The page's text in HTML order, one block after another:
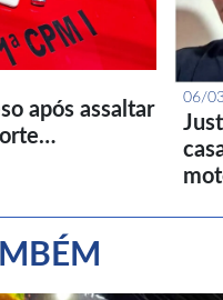
após assaltar
06/